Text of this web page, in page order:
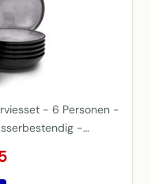
- 6 Personen -
-…